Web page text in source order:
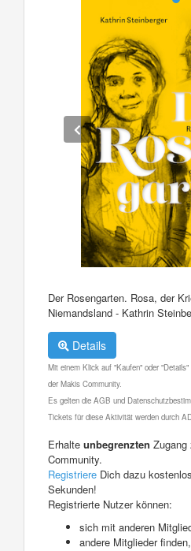
Der Rosengarten. Rosa, der
Niemandsland - Kathrin
Details
Mit einem Klick auf "Kaufen" oder
der Makis Community.
Es gelten die AGB und
Tickets für diese Aktivität werden durch
Erhalte unbegrenzten Zugang
Community.
Registriere Dich dazu
Sekunden!
Registrierte Nutzer können:
sich mit anderen
andere Mitglieder